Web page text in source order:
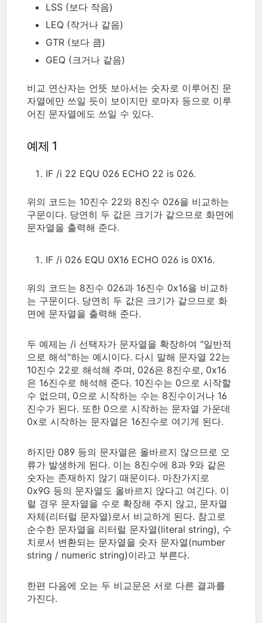
LSS (보다 작음)
LEQ (작거나 같음)
GTR (보다 큼)
GEQ (크거나 같음)
비교 연산자는 언뜻 보아서는 숫자로 이루어진 문
자열에만 쓰일 듯이 보이지만 로마자 등으로 이루
어진 문자열에도 쓰일 수 있다.
예제 1
IF /i 22 EQU 026 ECHO 22 is 026.
위의 코드는 10진수 22와 8진수 026을 비교하는
구문이다. 당연히 두 값은 크기가 같으므로 화면에
문자열을 출력해 준다.
IF /i 026 EQU 0X16 ECHO 026 is 0X16.
위의 코드는 8진수 026과 16진수 0x16을 비교하
는 구문이다. 당연히 두 값은 크기가 같으므로 화
면에 문자열을 출력해 준다.
두 예제는 /i 선택자가 문자열을 확장하여 "일반적
으로 해석"하는 예시이다. 다시 말해 문자열 22는
10진수 22로 해석해 주며, 026은 8진수로, 0x16
은 16진수로 해석해 준다. 10진수는 0으로 시작할
수 없으며, 0으로 시작하는 수는 8진수이거나 16
진수가 된다. 또한 0으로 시작하는 문자열 가운데
0x로 시작하는 문자열은 16진수로 여기게 된다.
하지만 089 등의 문자열은 올바르지 않으므로 오
류가 발생하게 된다. 이는 8진수에 8과 9와 같은
숫자는 존재하지 않기 때문이다. 마찬가지로
0x9G 등의 문자열도 올바르지 않다고 여긴다. 이
럴 경우 문자열을 수로 확장해 주지 않고, 문자열
자체(리터럴 문자열)로서 비교하게 된다. 참고로
순수한 문자열을 리터럴 문자열(literal string), 수
치로서 변환되는 문자열을 숫자 문자열(number
string / numeric string)이라고 부른다.
한편 다음에 오는 두 비교문은 서로 다른 결과를
가진다.